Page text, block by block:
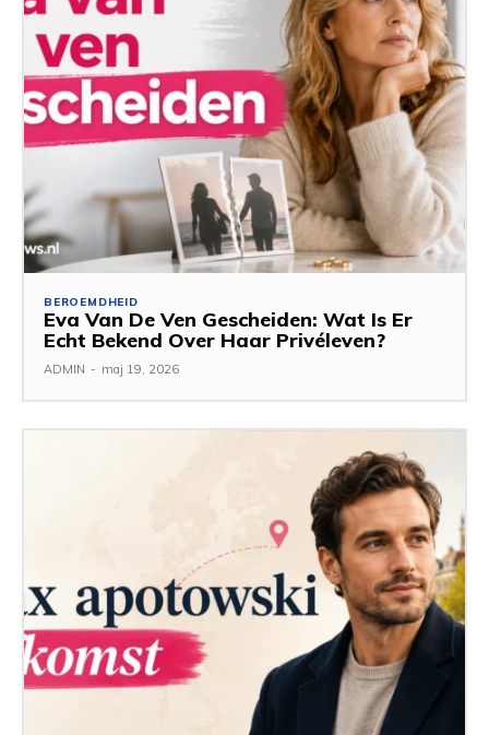
BEROEMDHEID
Eva Van De Ven Gescheiden: Wat Is Er
Echt Bekend Over Haar Privéleven?
ADMIN - maj 19, 2026